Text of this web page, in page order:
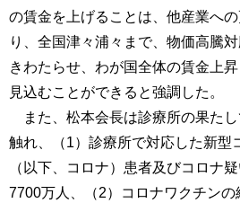
の賃金を上げることは、他産業へ
り、全国津々浦々まで、物価高騰
きわたらせ、わが国全体の賃金上
見込むことができると強調した。
また、松本会長は診療所の果た
触れ、（1）診療所で対応した新型
（以下、コロナ）患者及びコロナ
7700万人、（2）コロナワクチン